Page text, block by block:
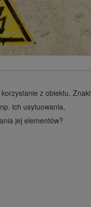
z obiektu. Znaki
ich usytuowania,
jej elementów?